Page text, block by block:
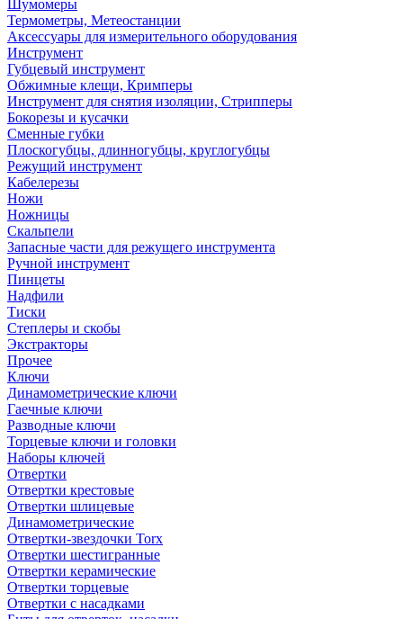
Шумомеры
Термометры, Метеостанции
Аксессуары для измерительного оборудования
Инструмент
Губцевый инструмент
Обжимные клещи, Кримперы
Инструмент для снятия изоляции, Стрипперы
Бокорезы и кусачки
Сменные губки
Плоскогубцы, длинногубцы, круглогубцы
Режущий инструмент
Кабелерезы
Ножи
Ножницы
Скальпели
Запасные части для режущего инструмента
Ручной инструмент
Пинцеты
Надфили
Тиски
Степлеры и скобы
Экстракторы
Прочее
Ключи
Динамометрические ключи
Гаечные ключи
Разводные ключи
Торцевые ключи и головки
Наборы ключей
Отвертки
Отвертки крестовые
Отвертки шлицевые
Динамометрические
Отвертки-звездочки Torx
Отвертки шестигранные
Отвертки керамические
Отвертки торцевые
Отвертки с насадками